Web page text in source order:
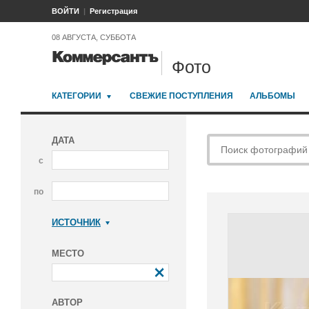
ВОЙТИ Регистрация
08 АВГУСТА, СУББОТА
Фото
КАТЕГОРИИ СВЕЖИЕ ПОСТУПЛЕНИЯ АЛЬБОМЫ
ДАТА
с
по
ИСТОЧНИК
МЕСТО
АВТОР